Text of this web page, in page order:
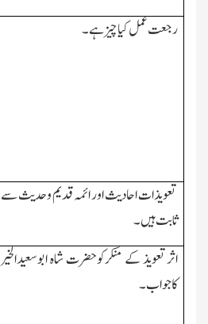
رجعت عمل کیاچیز ہے۔
تعویذات احادیث اور ائمہ قدیم وحدیث سے
ثابت ہیں۔
اثرتعویذ کے منکرکوحضرت شاہ ابوسعیدالخیر
کاجواب۔